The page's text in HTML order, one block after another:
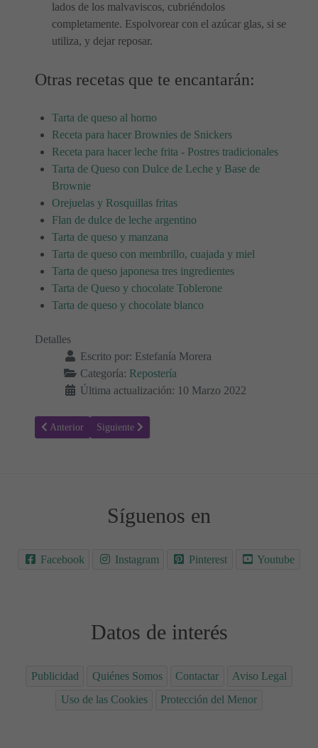
lados de los malvaviscos, cubriéndolos
completamente. Espolvorear con el azúcar glas, si se
utiliza, y dejar reposar.
Otras recetas que te encantarán:
Tarta de queso al horno
Receta para hacer Brownies de Snickers
Receta para hacer leche frita - Postres tradicionales
Tarta de Queso con Dulce de Leche y Base de
Brownie
Orejuelas y Rosquillas fritas
Flan de dulce de leche argentino
Tarta de queso y manzana
Tarta de queso con membrillo, cuajada y miel
Tarta de queso japonesa tres ingredientes
Tarta de Queso y chocolate Toblerone
Tarta de queso y chocolate blanco
Detalles
Escrito por: Estefanía Morera
Categoría: Repostería
Última actualización: 10 Marzo 2022
Artículo anterior: Receta para Rosquillas con almendras - Postres
Anterior Artículo siguiente: Tarta con glaseado de chocolate
Siguiente
Síguenos en
Facebook Instagram Pinterest Youtube
Datos de interés
Publicidad Quiénes Somos Contactar
Aviso Legal
Uso de las Cookies
Protección del Menor